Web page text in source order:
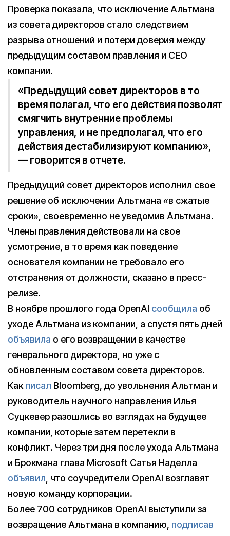
Проверка показала, что исключение Альтмана
из совета директоров стало следствием
разрыва отношений и потери доверия между
предыдущим составом правления и CEO
компании.
«Предыдущий совет директоров в то
время полагал, что его действия позволят
смягчить внутренние проблемы
управления, и не предполагал, что его
действия дестабилизируют компанию»,
— говорится в отчете.
Предыдущий совет директоров исполнил свое
решение об исключении Альтмана «в сжатые
сроки», своевременно не уведомив Альтмана.
Члены правления действовали на свое
усмотрение, в то время как поведение
основателя компании не требовало его
отстранения от должности, сказано в пресс-
релизе.
В ноябре прошлого года OpenAl сообщила об
уходе Альтмана из компании, а спустя пять дней
объявила о его возвращении в качестве
генерального директора, но уже с
обновленным составом совета директоров.
Какписал Bloomberg, до увольнения Альтман и
руководитель научного направления Илья
Суцкевер разошлись во взглядах на будущее
компании, которые затем перетекли в
конфликт. Через три дня после ухода Альтмана
и Брокмана глава Microsoft Сатья Наделла
объявил, что соучредители OpenAI возглавят
новую команду корпорации.
Более 700 сотрудников OpenAI выступили за
возвращение Альтмана в компанию, подписав